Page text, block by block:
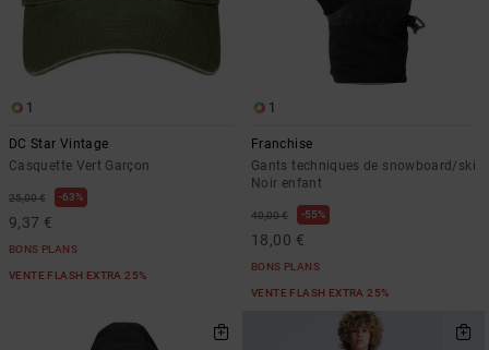
1
DC Star Vintage
Casquette Vert Garçon
25,00 € 63%
9,37 €
BONS PLANS
VENTE FLASH EXTRA 25%
1
Franchise
Gants techniques de snowboard/ski
Noir enfant
40,00 € 55%
18,00 €
BONS PLANS
VENTE FLASH EXTRA 25%